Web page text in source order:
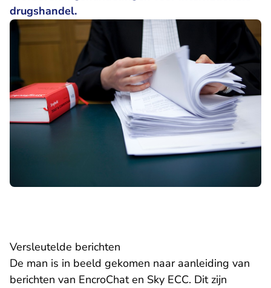
drugshandel.
Versleutelde berichten
De man is in beeld gekomen naar aanleiding van
berichten van EncroChat en Sky ECC. Dit zijn